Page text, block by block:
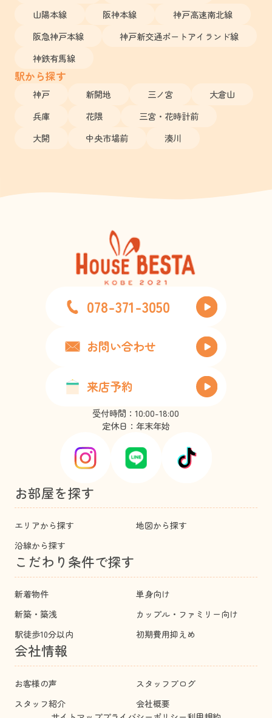
山陽本線
阪神本線
神戸高速南北線
阪急神戸本線
神戸新交通ポートアイランド線
神鉄有馬線
駅から探す
神戸 新開地 三ノ宮
大倉山
兵庫
花隈
三宮・花時計前
大開
中央市場前 湊川
078-371-3050
お問い合わせ
来店予約
受付時間：10:00-18:00
定休日：年末年始
お部屋を探す
エリアから探す
地図から探す
沿線から探す
こだわり条件で探す
新着物件
単身向け
新築・築浅
カップル・ファミリー向け
駅徒歩10分以内
初期費用抑えめ
会社情報
お客様の声
スタッフブログ
スタッフ紹介
会社概要